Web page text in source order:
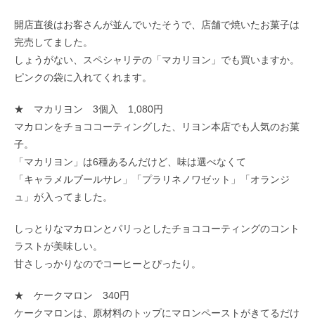
開店直後はお客さんが並んでいたそうで、店舗で焼いたお菓子は
完売してました。
しょうがない、スペシャリテの「マカリヨン」でも買いますか。
ピンクの袋に入れてくれます。
★ マカリヨン 3個入 1,080円
マカロンをチョココーティングした、リヨン本店でも人気のお菓
子。
「マカリヨン」は6種あるんだけど、味は選べなくて
「キャラメルブールサレ」「プラリネノワゼット」「オランジ
ュ」が入ってました。
しっとりなマカロンとパリっとしたチョココーティングのコント
ラストが美味しい。
甘さしっかりなのでコーヒーとぴったり。
★ ケークマロン 340円
ケークマロンは、原材料のトップにマロンペーストがきてるだけ